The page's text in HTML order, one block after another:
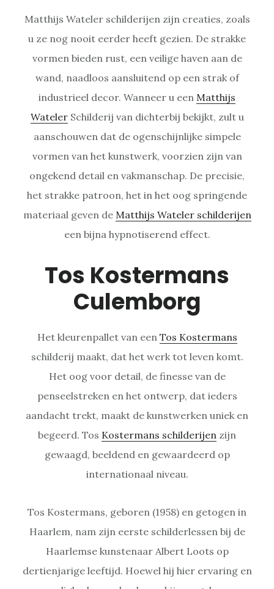
Matthijs Wateler schilderijen zijn creaties, zoals
u ze nog nooit eerder heeft gezien. De strakke
vormen bieden rust, een veilige haven aan de
wand, naadloos aansluitend op een strak of
industrieel decor. Wanneer u een Matthijs
WatelerSchilderij van dichterbij bekijkt, zult u
aanschouwen dat de ogenschijnlijke simpele
vormen van het kunstwerk, voorzien zijn van
ongekend detail en vakmanschap. De precisie,
het strakke patroon, het in het oog springende
materiaal geven de Matthijs Wateler schilderijen
een bijna hypnotiserend effect.
Tos Kostermans
Culemborg
Het kleurenpallet van een Tos Kostermans
schilderij maakt, dat het werk tot leven komt.
Het oog voor detail, de finesse van de
penseelstreken en het ontwerp, dat ieders
aandacht trekt, maakt de kunstwerken uniek en
begeerd. Tos Kostermans schilderijen zijn
gewaagd, beeldend en gewaardeerd op
internationaal niveau.
Tos Kostermans, geboren (1958) en getogen in
Haarlem, nam zijn eerste schilderlessen bij de
Haarlemse kunstenaar Albert Loots op
dertienjarige leeftijd. Hoewel hij hier ervaring en